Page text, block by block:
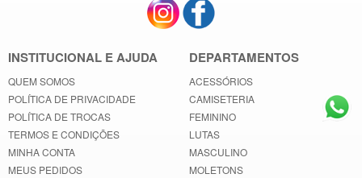
INSTITUCIONAL E AJUDA
QUEM SOMOS
POLÍTICA DE PRIVACIDADE
POLÍTICA DE TROCAS
TERMOS E CONDIÇÕES
MINHA CONTA
MEUS PEDIDOS
DEPARTAMENTOS
ACESSÓRIOS
CAMISETERIA
FEMININO
LUTAS
MASCULINO
MOLETONS